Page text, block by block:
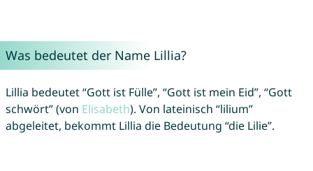
Was bedeutet der Name Lillia?
Lillia bedeutet “Gott ist Fülle”, “Gott ist mein Eid”, “Gott
schwört” (von Elisabeth). Von lateinisch “lilium”
abgeleitet, bekommt Lillia die Bedeutung “die Lilie”.